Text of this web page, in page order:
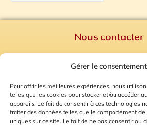
Gérer le consentement
Pour offrir les meilleures expériences, nous
telles que les cookies pour stocker et/ou accéder
appareils. Le fait de consentir à ces technologies
traiter des données telles que le comportement de
uniques sur ce site. Le fait de ne pas consentir ou
Nous contacter
Mentions Légales
Gestion des